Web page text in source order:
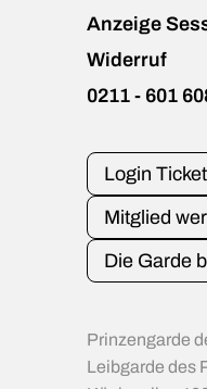
Anzeige
Widerruf
0211 - 601
Login
Mitglied
Die Garde
Prinzengarde
Leibgarde des